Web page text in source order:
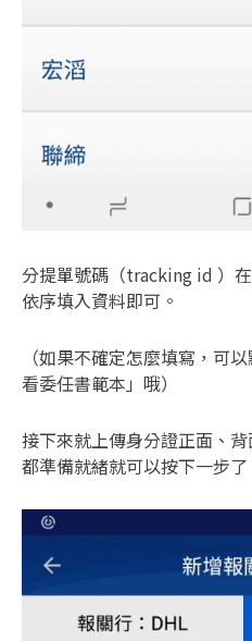
分提單號碼（tracking id ）
依序填入資料即可。
（如果不確定怎麼填寫，可
看委任書範本」哦）
接下來就上傳身分證正面、
都準備就緒就可以按下一步了